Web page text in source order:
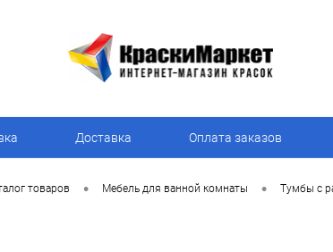
Доставка Оплата заказов
товаров • Мебель для ванной комнаты • Тумбы с